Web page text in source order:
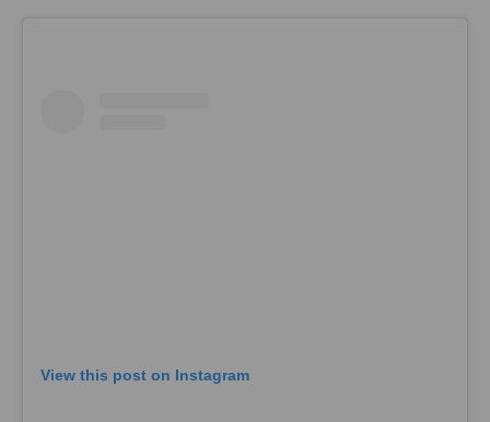
View this post on Instagram